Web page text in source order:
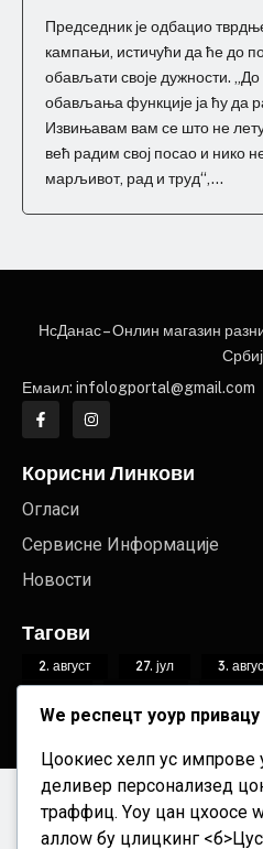
Председник је одбацио
кампањи, истичући да ће до
обављати своје дужности.
обављања функције ја ћу да
Извињавам вам се што не
већ радим свој посао и нико
марљивот, рад и труд“,...
НЕ
НЕWС ЕЛЕМЕНТОР
НсДанас – Онлин магазин
Емаил: infologportal@gmail.com
Корисни Линкови
Огласи
Сервисне Информације
Новости
Тагови
2. август 27. јул 3.
6. август
7. август
Вуциц
Алекснадар Вучић
© Цопyригхт
Wе респецт yоур привацy
Цоокиес хелп ус импрове
деливер персонализед
траффиц. Yоу цан цхоосе
аллоw бy цлицкинг